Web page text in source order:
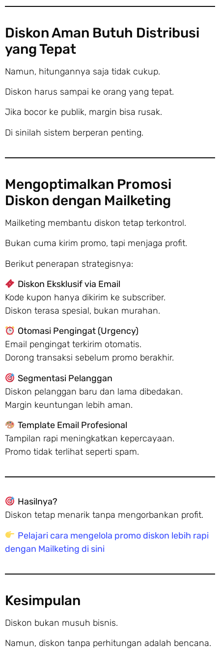
Diskon Aman Butuh Distribusi
yang Tepat
Namun, hitungannya saja tidak cukup.
Diskon harus sampai ke orang yang tepat.
Jika bocor ke publik, margin bisa rusak.
Di sinilah sistem berperan penting.
Mengoptimalkan Promosi
Diskon dengan Mailketing
Mailketing membantu diskon tetap terkontrol.
Bukan cuma kirim promo, tapi menjaga profit.
Berikut penerapan strategisnya:
Diskon Eksklusif via Email
Kode kupon hanya dikirim ke subscriber.
Diskon terasa spesial, bukan murahan.
Otomasi Pengingat (Urgency)
Email pengingat terkirim otomatis.
Dorong transaksi sebelum promo berakhir.
Segmentasi Pelanggan
Diskon pelanggan baru dan lama dibedakan.
Margin keuntungan lebih aman.
Template Email Profesional
Tampilan rapi meningkatkan kepercayaan.
Promo tidak terlihat seperti spam.
Hasilnya?
Diskon tetap menarik tanpa mengorbankan profit.
Pelajari cara mengelola promo diskon lebih rapi
dengan Mailketing di sini
Kesimpulan
Diskon bukan musuh bisnis.
Namun, diskon tanpa perhitungan adalah bencana.